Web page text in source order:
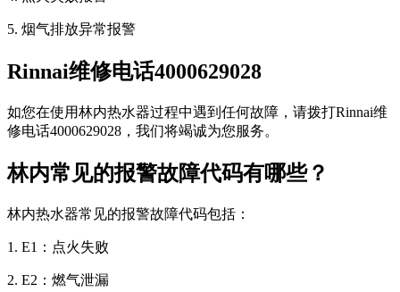
5. 烟气排放异常报警
Rinnai维修电话4000629028
如您在使用林内热水器过程中遇到任何故障，请拨打Rinnai维
修电话4000629028，我们将竭诚为您服务。
林内常见的报警故障代码有哪些？
林内热水器常见的报警故障代码包括：
1. E1：点火失败
2. E2：燃气泄漏